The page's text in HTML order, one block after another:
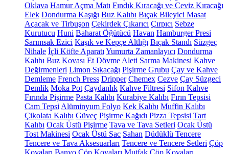
Oklava Hamur Açma Matı Fındık Kıracağı ve Ceviz Kıracağı
Elek Dondurma Kaşığı Buz Kalıbı Bıçak Bileyici Masat
Açacak ve Tirbuşon Çekirdek Çıkarıcı Çırpıcı Sebze
Kurutucu Huni Baharat Öğütücü Havan Hamburger Presi
Sarımsak Ezici Kaşık ve Kepçe Altlığı Bıçak Standı Süzgeç
Nihale İçli Köfte Aparatı Yumurta Zamanlayıcı Dondurma
Kalıbı Buz Kovası Et Dövme Aleti Sarma Makinesi Kahve
Değirmenleri Limon Sıkacağı Pişirme Grubu Çay ve Kahve
Demleme French Press Dripper Chemex Cezve Çay Süzgeci
Demlik Moka Pot Çaydanlık Kahve Filtresi Sifon Kahve
Fırında Pişirme Pasta Kalıbı Kurabiye Kalıbı Fırın Tepsisi
Cam Tepsi Alüminyum Folyo Kek Kalıbı Muffin Kalıbı
Çikolata Kalıbı Güveç Pişirme Kağıdı Pizza Tepsisi Tart
Kalıbı Ocak Üstü Pişirme Tava ve Tava Setleri Ocak Üstü
Tost Makinesi Ocak Üstü Sac Sahan Düdüklü Tencere
Tencere ve Tava Aksesuarları Tencere ve Tencere Setleri Çöp
Kovaları Banyo Çöp Kovaları Mutfak Çöp Kovaları